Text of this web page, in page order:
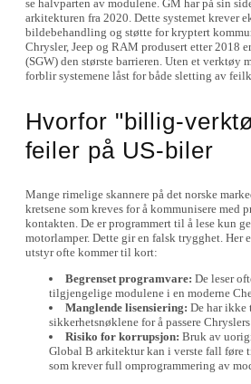
se halvparten av modulene. GM har på sin
arkitekturen fra 2020. Dette systemet krever
bildebehandling og støtte for kryptert
Chrysler, Jeep og RAM produsert etter 2018
(SGW) den største barrieren. Uten et verktøy
forblir systemene låst for både sletting av
Hvorfor "billig-
feiler på US-biler
Mange rimelige skannere på det norske
kretsene som kreves for å kommunisere med
kontakten. De er programmert til å lese kun
motorlamper. Dette gir en falsk trygghet. Her
utstyr ofte kommer til kort:
Begrenset programvare: De leser
tilgjengelige modulene i en moderne
Manglende lisensiering: De har
sikkerhetsnøklene for å passere
Risiko for korrupsjon: Bruk av
Global B arkitektur kan i verste fall føre
som krever full omprogrammering av